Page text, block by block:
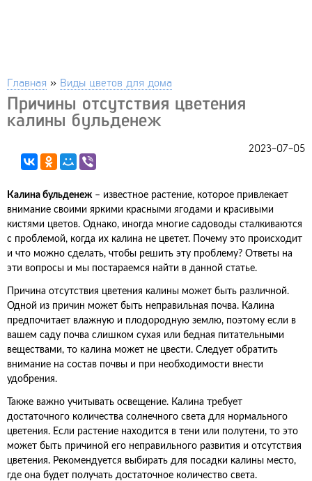
Главная » Виды цветов для дома
Причины отсутствия цветения
калины бульденеж
2023-07-05
Калина бульденеж– известное растение, которое привлекает
внимание своими яркими красными ягодами и красивыми
кистями цветов. Однако, иногда многие садоводы сталкиваются
с проблемой, когда их калина не цветет. Почему это происходит
и что можно сделать, чтобы решить эту проблему? Ответы на
эти вопросы и мы постараемся найти в данной статье.
Причина отсутствия цветения калины может быть различной.
Одной из причин может быть неправильная почва. Калина
предпочитает влажную и плодородную землю, поэтому если в
вашем саду почва слишком сухая или бедная питательными
веществами, то калина может не цвести. Следует обратить
внимание на состав почвы и при необходимости внести
удобрения.
Также важно учитывать освещение. Калина требует
достаточного количества солнечного света для нормального
цветения. Если растение находится в тени или полутени, то это
может быть причиной его неправильного развития и отсутствия
цветения. Рекомендуется выбирать для посадки калины место,
где она будет получать достаточное количество света.